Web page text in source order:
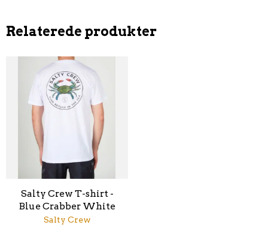
Relaterede produkter
Salty Crew T-shirt -
Blue Crabber White
Salty Crew